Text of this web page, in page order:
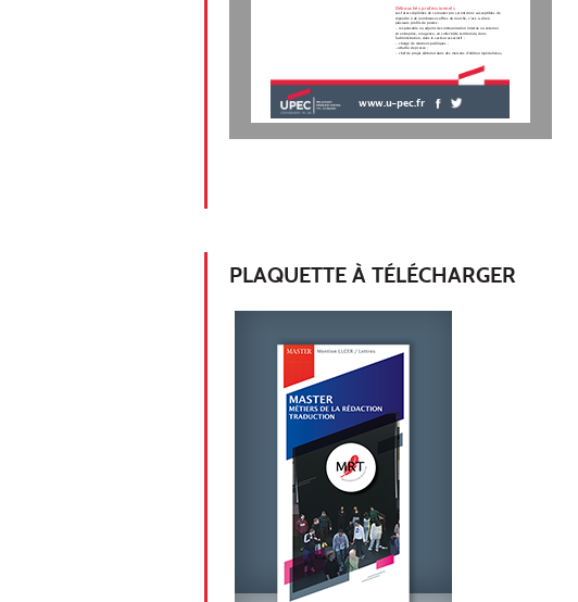
Débouchés professionnels
Les futurs diplômés de ce master pro seront donc susceptibles de
répondre à de nombreuses offres du marché, c’est-à-dire à
plusieurs profils de postes :
-  responsable ou adjoint de communication (interne ou externe)
en entreprise, en agence, en collectivité territoriale, dans
l’administration, dans le secteur associatif ;
-  chargé de relations publiques ;
- attaché de presse ;
-  chef de projet éditorial dans des maisons d’édition (spécialisées,
www.u-pec.fr
PLAQUETTE À TÉLÉCHARGER